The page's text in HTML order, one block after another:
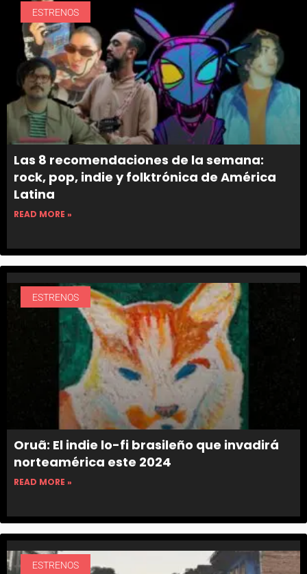
ESTRENOS
Las 8 recomendaciones de la semana:
rock, pop, indie y folktrónica de América
Latina
READ MORE »
ESTRENOS
Oruã: El indie lo-fi brasileño que invadirá
norteamérica este 2024
READ MORE »
ESTRENOS